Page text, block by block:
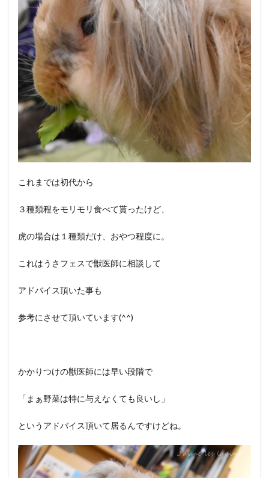
これまでは初代から
３種類程をモリモリ食べて貰ったけど、
虎の場合は１種類だけ、おやつ程度に。
これはうさフェスで獣医師に相談して
アドバイス頂いた事も
参考にさせて頂いています(^^)
かかりつけの獣医師には早い段階で
「まぁ野菜は特に与えなくても良いし」
というアドバイス頂いて居るんですけどね。